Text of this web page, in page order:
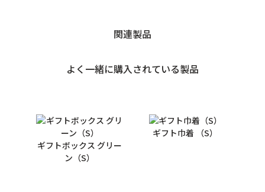
関連製品
よく一緒に購入されている製品
ギフトボックス グリー
ン（S）
ギフト巾着 （S）